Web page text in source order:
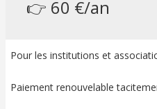
👉 60 €/an
Pour les institutions et
Paiement renouvelable